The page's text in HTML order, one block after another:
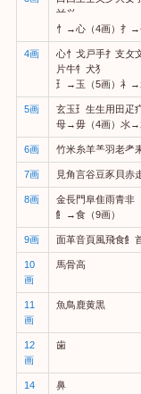
䒑⺍
忄→心（4画）扌→
4画
心忄戈戸手扌支攵
片牛牜犬犭
⺩→玉（5画）礻→
5画
玄玉⺩生生用田疋
母→毋（4画）氺→
6画 竹米糸羊⺷羽老耂
7画 見角言谷豆豕貝赤
8画
金長門阜隹雨青非
飠→食（9画）
9画 面革音頁風飛食飠
10
画
馬骨高
11
画
魚鳥鹿黄黒
12
画
歯
14
鼻